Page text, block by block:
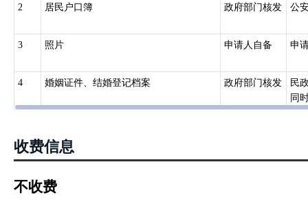
2 居民户口簿 政府部门核发 公
3 照片 申请人自备 申
4 婚姻证件、结婚登记档案 政府部门核发
民
同
收费信息
不收费